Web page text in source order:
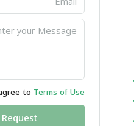
to Terms of Use